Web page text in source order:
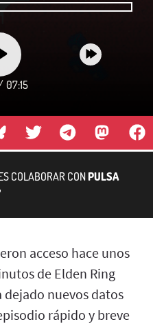
07:15
COLABORAR CONPULSA
acceso hace unos
de Elden Ring
nuevos datos
rápido y breve